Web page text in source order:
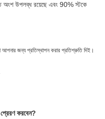
অংশ উপলব্ধ রয়েছে এবং 90% স্টকে
জন্য প্রতিস্থাপন করার প্রতিশ্রুতি দিই।
করবেন?